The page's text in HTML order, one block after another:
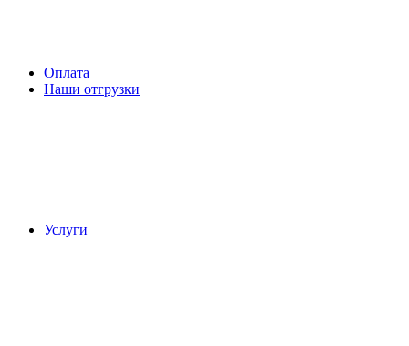
Оплата
Наши отгрузки
Услуги